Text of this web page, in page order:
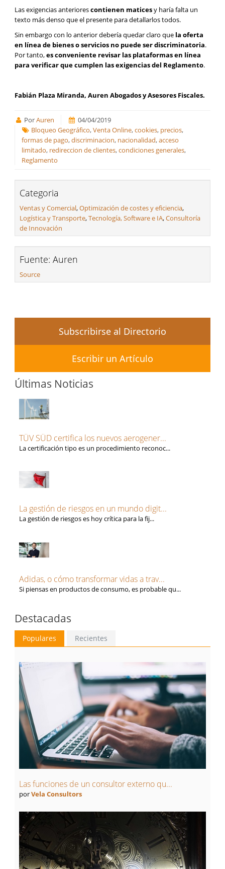
Las exigencias anteriorescontienen maticesy haría falta un
texto más denso que el presente para detallarlos todos.
Sin embargo con lo anterior debería quedar claro que la oferta
en línea de bienes o servicios no puede ser discriminatoria.
Por tanto,es conveniente revisar las plataformas en línea
para verificar que cumplen las exigencias del Reglamento.
Fabián Plaza Miranda, Auren Abogados y Asesores Fiscales.
PorAuren
04/04/2019
Bloqueo Geográfico,Venta Online,cookies, precios,
formas de pago,discriminacion, nacionalidad,acceso
limitado, redireccion de clientes,condiciones generales,
Reglamento
Categoria
Ventas y Comercial,Optimización de costes y eficiencia,
Logística y Transporte,Tecnología, Software e IA,Consultoría
de Innovación
Fuente: Auren
Source
Subscribirse al Directorio
Escribir un Artículo
Últimas Noticias
TÜV SÜD certifica los nuevos aerogener...
La certificación tipo es un procedimiento reconoc...
La gestión de riesgos en un mundo digit...
La gestión de riesgos es hoy crítica para la fij...
Adidas, o cómo transformar vidas a trav...
Si piensas en productos de consumo, es probable qu...
Destacadas
Populares Recientes
Las funciones de un consultor externo qu...
porVela Consultors